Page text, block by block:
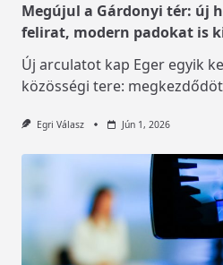
Megújul a Gárdonyi tér: új
felirat, modern padokat is
Új arculatot kap Eger egyik
közösségi tere:
Egri Válasz Jún 1, 2026